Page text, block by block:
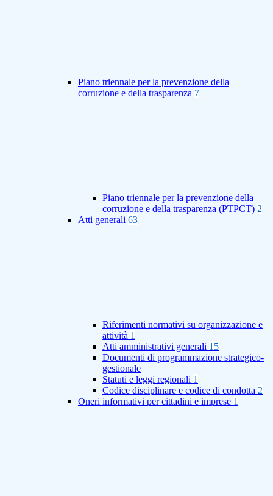
Piano triennale per la prevenzione della
corruzione e della trasparenza 7
Piano triennale per la prevenzione della
corruzione e della trasparenza (PTPCT) 2
Atti generali 63
Riferimenti normativi su organizzazione e
attività 1
Atti amministrativi generali 15
Documenti di programmazione strategico-
gestionale
Statuti e leggi regionali 1
Codice disciplinare e codice di condotta 2
Oneri informativi per cittadini e imprese 1